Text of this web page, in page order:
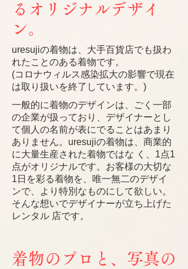
るオリジナルデザイ
ン。
uresujiの着物は、大手百貨店でも扱わ
れたことのある着物です。
(コロナウィルス感染拡大の影響で現在
は取り扱いを終了しています。)
一般的に着物のデザインは、ごく一部
の企業が扱っており、デザイナーとし
て個人の名前が表にでることはあまり
ありません。uresujiの着物は、商業的
に大量生産された着物ではな く、1点1
点がオリジナルです。お客様の大切な
1日を彩る着物を、唯一無二のデザイ
ンで、より特別なものにして欲しい。
そんな想いでデザイナーが立ち上げた
レンタル 店です。
着物のプロと、写真の